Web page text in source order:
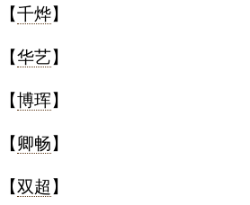
千烨】
华艺】
博珲】
卿畅】
双超 】